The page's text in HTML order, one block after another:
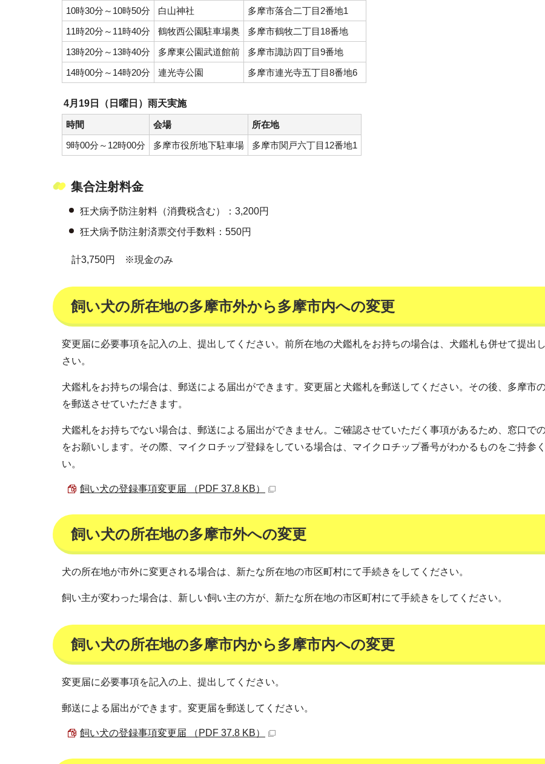
10時30分～10時50分
白山神社
多摩市落合二丁目2番地1
11時20分～11時40分
鶴牧西公園駐車場奥
多摩市鶴牧二丁目18番地
13時20分～13時40分
多摩東公園武道館前
多摩市諏訪四丁目9番地
14時00分～14時20分
連光寺公園 多摩市連光寺五丁目8番地6
4月19日（日曜日）雨天実施
時間 会場
所在地
9時00分～12時00分
多摩市役所地下駐車場 多摩市関戸六丁目12番地1
集合注射料金
狂犬病予防注射料（消費税含む）：3,200円
狂犬病予防注射済票交付手数料：550円
計3,750円 ※現金のみ
飼い犬の所在地の多摩市外から多摩市内への変更
変更届に必要事項を記入の上、提出してください。前所在地の犬鑑札をお持ちの場合は、犬鑑札も併せて提出
さい。
犬鑑札をお持ちの場合は、郵送による届出ができます。変更届と犬鑑札を郵送してください。その後、多摩市
を郵送させていただきます。
犬鑑札をお持ちでない場合は、郵送による届出ができません。ご確認させていただく事項があるため、窓口で
をお願いします。その際、マイクロチップ登録をしている場合は、マイクロチップ番号がわかるものをご持参
い。
飼い犬の登録事項変更届 （PDF 37.8 KB）
飼い犬の所在地の多摩市外への変更
犬の所在地が市外に変更される場合は、新たな所在地の市区町村にて手続きをしてください。
飼い主が変わった場合は、新しい飼い主の方が、新たな所在地の市区町村にて手続きをしてください。
飼い犬の所在地の多摩市内から多摩市内への変更
変更届に必要事項を記入の上、提出してください。
郵送による届出ができます。変更届を郵送してください。
飼い犬の登録事項変更届 （PDF 37.8 KB）